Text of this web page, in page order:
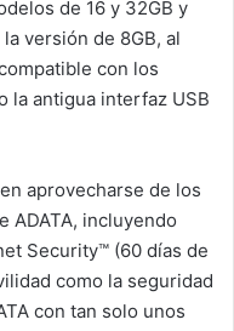
de 16 y 32GB y
versión de 8GB, al
con los
la antigua interfaz USB
aprovecharse de los
ADATA, incluyendo
Security™ (60 días de
como la seguridad
con tan solo unos